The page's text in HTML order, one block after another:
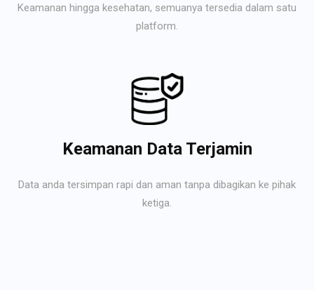
Keamanan hingga kesehatan, semuanya tersedia dalam satu
platform.
Keamanan Data Terjamin
Data anda tersimpan rapi dan aman tanpa dibagikan ke pihak
ketiga.